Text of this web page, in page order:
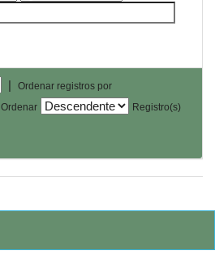
|
Ordenar registros por
Ordenar
Registro(s)